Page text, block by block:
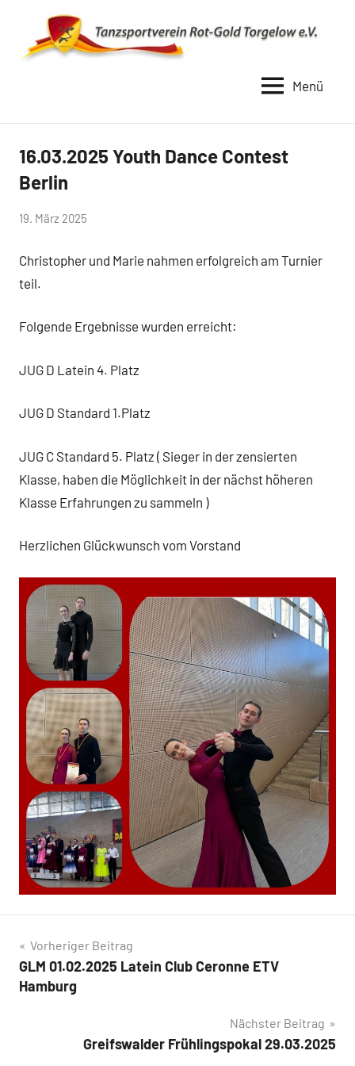
springen
Rot
Gold
Torgelow
Menü
Uncategorized
16.03.2025 Youth Dance Contest
Berlin
von
Schwarz-
Stollhoff
19. März 2025
Christopher und Marie nahmen erfolgreich am Turnier
teil.
Folgende Ergebnisse wurden erreicht:
JUG D Latein 4. Platz
JUG D Standard 1.Platz
JUG C Standard 5. Platz ( Sieger in der zensierten
Klasse, haben die Möglichkeit in der nächst höheren
Klasse Erfahrungen zu sammeln )
Herzlichen Glückwunsch vom Vorstand
Beitragsnavigation
Vorheriger Beitrag
GLM 01.02.2025 Latein Club Ceronne ETV
Hamburg
Nächster Beitrag
Greifswalder Frühlingspokal 29.03.2025